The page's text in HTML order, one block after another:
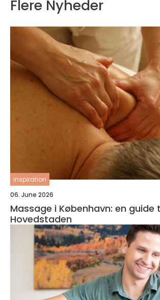
Flere Nyheder
inspiration
06. June 2026
Massage i København: en
Hovedstaden